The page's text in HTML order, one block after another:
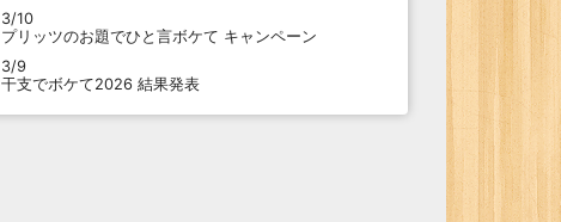
3/10
プリッツのお題でひと言ボケて キャンペーン
3/9
干支でボケて2026 結果発表